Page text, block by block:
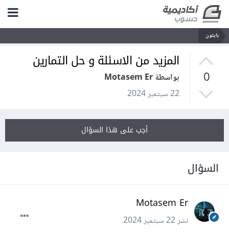
بايثون
0
المزيد من الاسئلة و حل التمارين
بواسطة Motasem Er
22 سبتمبر 2024
أجب على هذا السؤال
السؤال
Motasem Er
نشر22 سبتمبر 2024